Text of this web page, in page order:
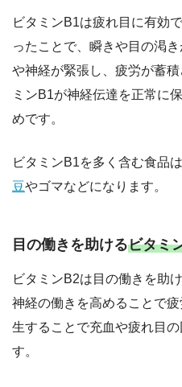
ビタミンB1は疲れ目に有効
ったことで、瞬きや目の渇
や神経が緊張し、疲労が蓄
ミンB1が神経伝達を正常に
めです。
ビタミンB1を多く含む食品
豆やゴマなどになります。
目の働きを助けるビタミ
ビタミンB2は目の働きを助
神経の働きを高めることで
生することで充血や疲れ目
す。